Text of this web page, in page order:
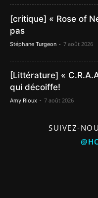
[critique] « Rose of
pas
Stéphane Turgeon - 7 août 2026
[Littérature] «
qui décoiffe!
Amy Rioux - 7 août 2026
SUIVEZ-